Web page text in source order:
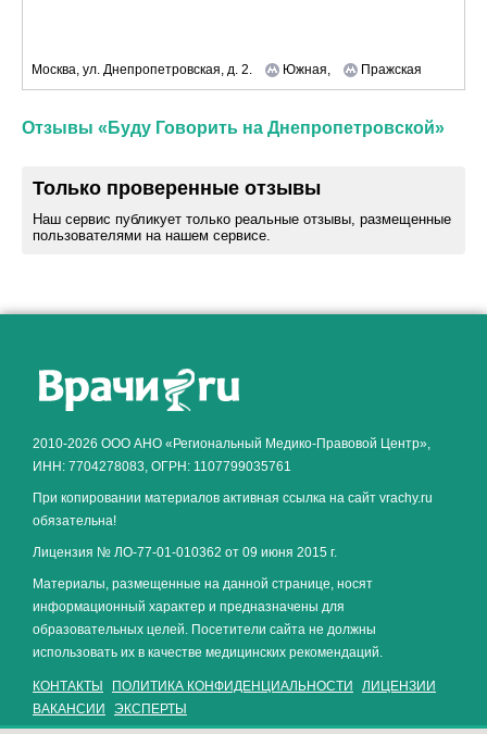
Москва, ул. Днепропетровская, д. 2. Южная, Пражская
Отзывы «Буду Говорить на Днепропетровской»
Только проверенные отзывы
Наш сервис публикует только реальные отзывы, размещенные
пользователями на нашем сервисе.
2010-2026 ООО АНО «Региональный Медико-Правовой Центр»,
ИНН: 7704278083, ОГРН: 1107799035761
При копировании материалов активная ссылка на сайт vrachy.ru
обязательна!
Лицензия № ЛО-77-01-010362 от 09 июня 2015 г.
Материалы, размещенные на данной странице, носят
информационный характер и предназначены для
образовательных целей. Посетители сайта не должны
использовать их в качестве медицинских рекомендаций.
КОНТАКТЫ ПОЛИТИКА КОНФИДЕНЦИАЛЬНОСТИ
ЛИЦЕНЗИИ
ВАКАНСИИ
ЭКСПЕРТЫ